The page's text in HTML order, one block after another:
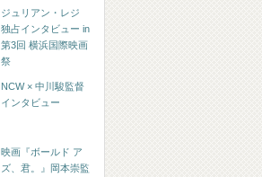
ジュリアン・レジ
独占インタビュー in
第3回 横浜国際映画
祭
NCW × 中川駿監督
インタビュー
映画『ボールド ア
ズ、君。』岡本崇監